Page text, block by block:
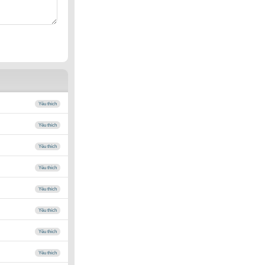
Yêu thích
Yêu thích
Yêu thích
Yêu thích
Yêu thích
Yêu thích
Yêu thích
Yêu thích